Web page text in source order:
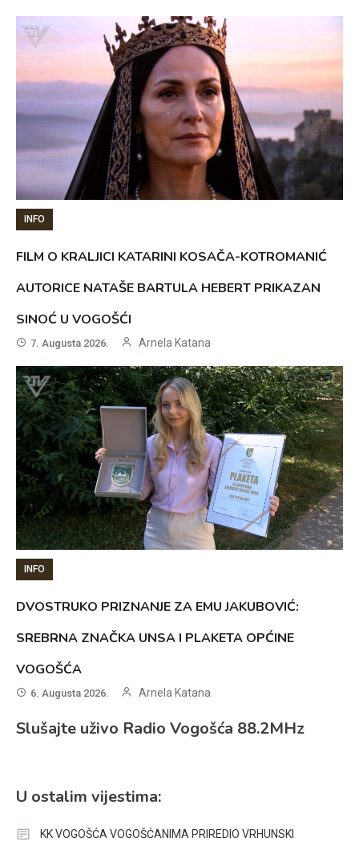
INFO
FILM O KRALJICI KATARINI KOSAČA-KOTROMANIĆ
AUTORICE NATAŠE BARTULA HEBERT PRIKAZAN
SINOĆ U VOGOŠĆI
7. Augusta 2026. Arnela Katana
INFO
DVOSTRUKO PRIZNANJE ZA EMU JAKUBOVIĆ:
SREBRNA ZNAČKA UNSA I PLAKETA OPĆINE
VOGOŠĆA
6. Augusta 2026. Arnela Katana
Slušajte uživo Radio Vogošća 88.2MHz
U ostalim vijestima:
KK VOGOŠĆA VOGOŠĆANIMA PRIREDIO VRHUNSKI